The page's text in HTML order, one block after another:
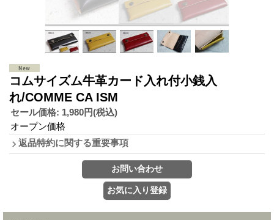
コムサイズム牛革カード入れ付小銭入
れ/COMME CA ISM
セール価格: 1,980円(税込)
オープン価格
返品特約に関する重要事項